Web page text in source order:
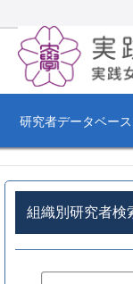
研究者データベース
組織別研究者検